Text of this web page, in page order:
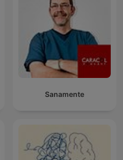
Sanamente